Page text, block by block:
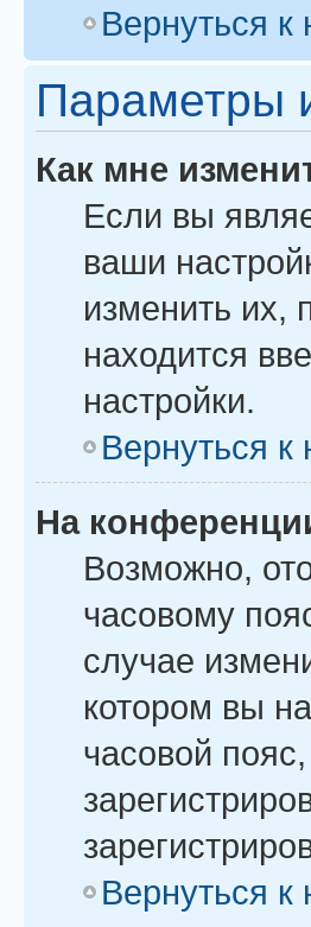
Вернуться к
Параметры
Как мне
Если вы
ваши
изменить их,
находится
настройки.
Вернуться к
На
Возможно,
часовому
случае
котором вы
часовой
Вернуться к